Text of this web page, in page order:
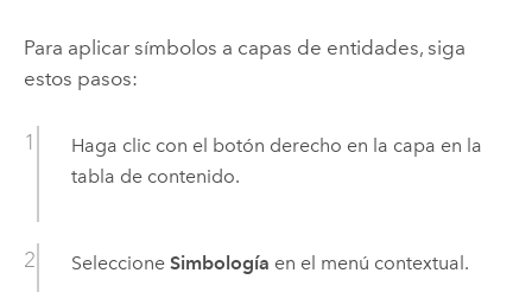
Para aplicar símbolos a capas de entidades, siga
estos pasos:
Haga clic con el botón derecho en la capa en la
tabla de contenido.
Seleccione Simbología en el menú contextual.